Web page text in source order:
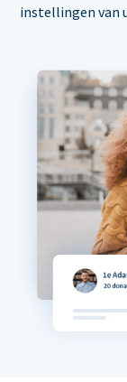
instellingen van